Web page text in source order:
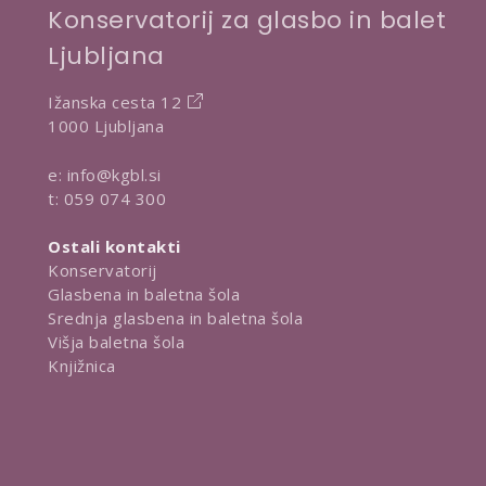
Konservatorij za glasbo in balet
Ljubljana
Ižanska cesta 12
1000 Ljubljana
e: info@kgbl.si
t: 059 074 300
Ostali kontakti
Konservatorij
Glasbena in baletna šola
Srednja glasbena in baletna šola
Višja baletna šola
Knjižnica